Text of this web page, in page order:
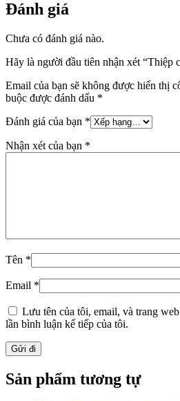
Đánh giá
Chưa có đánh giá nào.
Hãy là người đầu tiên nhận xét
Email của bạn sẽ không được hiển thị
buộc được đánh dấu *
Đánh giá của bạn *
Nhận xét của bạn *
Tên *
Email *
Lưu tên của tôi, email, và trang
lần bình luận kế tiếp của tôi.
Sản phẩm tương tự